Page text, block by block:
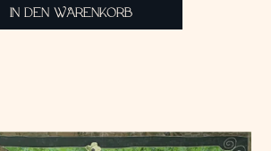
IN DEN WARENKORB